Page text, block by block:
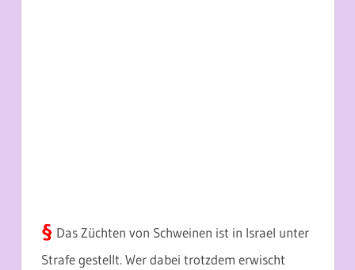
§ Das Züchten von Schweinen ist in Israel unter
Strafe gestellt. Wer dabei trotzdem erwischt